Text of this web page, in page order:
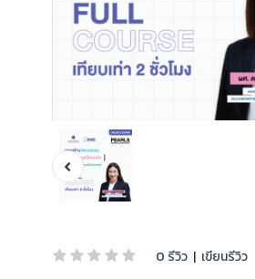
0 รีวิว | เขียนรีวิว